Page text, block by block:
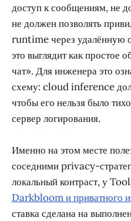
доступ к сообщениям, не
не должен позволять
runtime через удалённую
это выглядит как простое
чат». Для инженера это
схему: cloud inference
чтобы его нельзя было
сервер логирования.
Именно на этом месте
соседними privacy-
локальный контраст, у
Darkbloom и приватного
ставка сделана на